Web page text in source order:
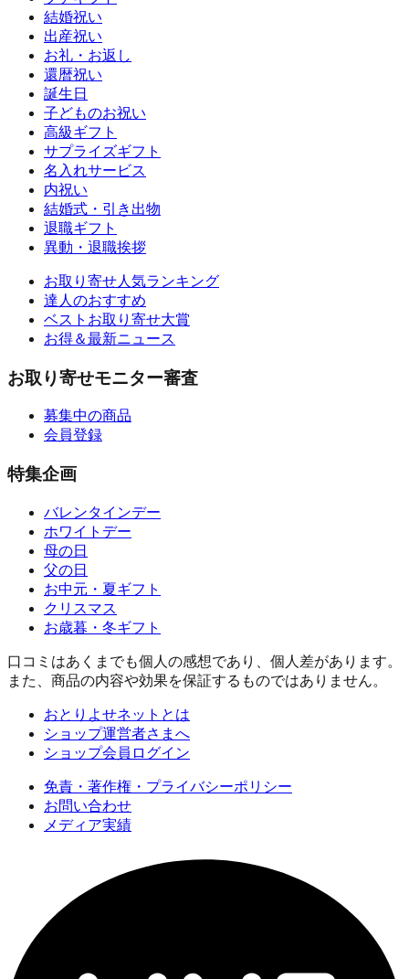
結婚祝い
出産祝い
お礼・お返し
還暦祝い
誕生日
子どものお祝い
高級ギフト
サプライズギフト
名入れサービス
内祝い
結婚式・引き出物
退職ギフト
異動・退職挨拶
お取り寄せ人気ランキング
達人のおすすめ
ベストお取り寄せ大賞
お得＆最新ニュース
お取り寄せモニター審査
募集中の商品
会員登録
特集企画
バレンタインデー
ホワイトデー
母の日
父の日
お中元・夏ギフト
クリスマス
お歳暮・冬ギフト
口コミはあくまでも個人の感想であり、個人差があります。
また、商品の内容や効果を保証するものではありません。
おとりよせネットとは
ショップ運営者さまへ
ショップ会員ログイン
免責・著作権・プライバシーポリシー
お問い合わせ
メディア実績